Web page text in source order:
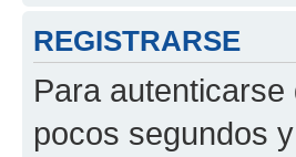
REGISTRARSE
Para
pocos segundos